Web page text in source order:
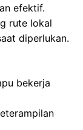
efektif.
rute lokal
diperlukan.
bekerja